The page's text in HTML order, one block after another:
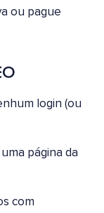
ou pague
login (ou
página da
com